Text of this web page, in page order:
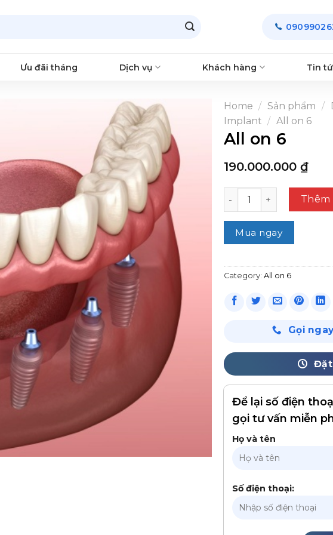
Ưu đãi tháng Dịch vụ Khách hàng Tin
Home / Sản phẩm /
Implant / All on 6
All on 6
190.000.000 ₫
All on 6 quantity Thêm
Mua ngay
Category: All on 6
Gọi
Để lại số điện
gọi tư vấn miễn
Họ và tên
Số điện thoại: